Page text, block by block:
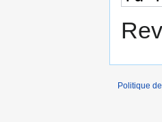
Politique